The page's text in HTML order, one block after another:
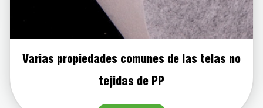
comunes de las telas no
La última